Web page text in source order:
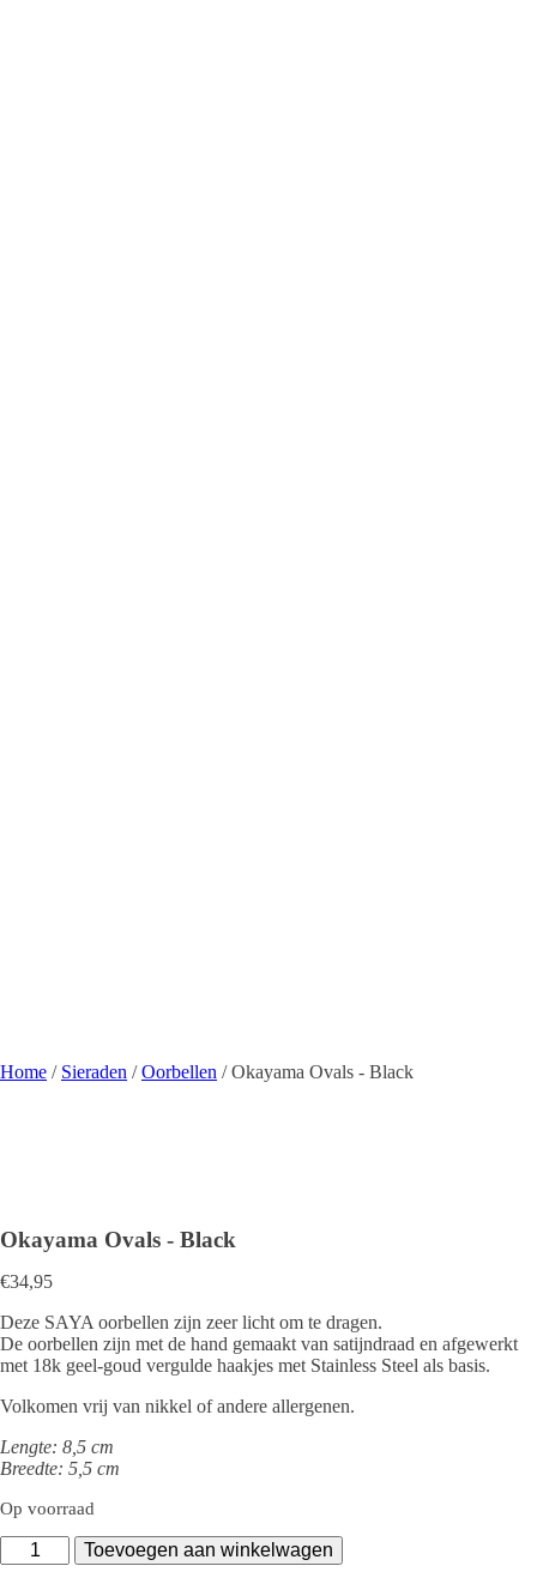
Home / Sieraden /Oorbellen / Okayama Ovals - Black
Okayama Ovals - Black
€34,95
Deze SAYA oorbellen zijn zeer licht om te dragen.
De oorbellen zijn met de hand gemaakt van satijndraad en afgewerkt
met 18k geel-goud vergulde haakjes met Stainless Steel als basis.
Volkomen vrij van nikkel of andere allergenen.
Lengte: 8,5 cm
Breedte: 5,5 cm
Op voorraad
Okayama
Ovals
Toevoegen aan winkelwagen